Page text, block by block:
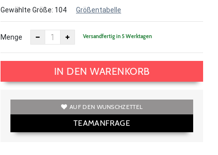
Gewählte Größe: 104 Größentabelle
Menge Versandfertig in 5 Werktagen
IN DEN WARENKORB
AUF DEN WUNSCHZETTEL
TEAMANFRAGE